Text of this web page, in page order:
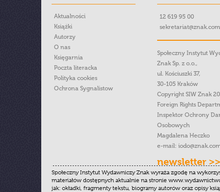
Aktualności
Książki
Autorzy
O nas
Księgarnia
Poczta literacka
Polityka cookies
Ochrona Sygnalistow
12 619 95 00
Społeczny Instytut
Znak Sp. z o.o.,
ul. Kościuszki 37,
30-105 Kraków
Copyright SIW Znak
Foreign Rights
Inspektor Ochrony
Osobowych
Magdalena Heczko
e-mail:
newsletter >>
Społeczny Instytut Wydawniczy Znak wyraża zgodę na
materiałów dostępnych aktualnie na stronie
jak: okładki, fragmenty tekstu, biogramy autorów oraz opisy